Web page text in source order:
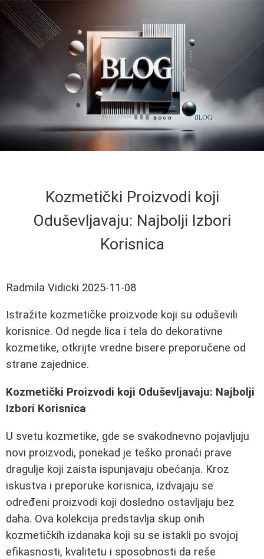
Kozmetički Proizvodi koji
Oduševljavaju: Najbolji Izbori
Korisnica
Radmila Vidicki 2025-11-08
Istražite kozmetičke proizvode koji su oduševili
korisnice. Od negde lica i tela do dekorativne
kozmetike, otkrijte vredne bisere preporučene od
strane zajednice.
Kozmetički Proizvodi koji Oduševljavaju: Najbolji
Izbori Korisnica
U svetu kozmetike, gde se svakodnevno pojavljuju
novi proizvodi, ponekad je teško pronaći prave
dragulje koji zaista ispunjavaju obećanja. Kroz
iskustva i preporuke korisnica, izdvajaju se
određeni proizvodi koji dosledno ostavljaju bez
daha. Ova kolekcija predstavlja skup onih
kozmetičkih izdanaka koji su se istakli po svojoj
efikasnosti, kvalitetu i sposobnosti da reše